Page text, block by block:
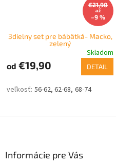
€21,90
až
–9 %
3dielny set pre bábätká- Macko,
zelený
Skladom
od €19,90 DETAIL
56-62 62-68 68-74
Informácie pre Vás